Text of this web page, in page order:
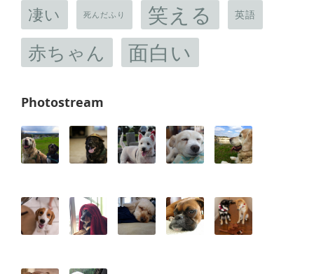
凄い 死んだふり 笑える 英語
赤ちゃん 面白い
Photostream